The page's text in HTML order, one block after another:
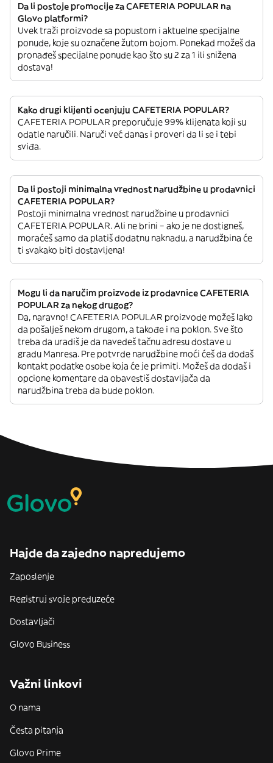
Da li postoje promocije za CAFETERIA POPULAR na
Glovo platformi?
Uvek traži proizvode sa popustom i aktuelne specijalne
ponude, koje su označene žutom bojom. Ponekad možeš da
pronađeš specijalne ponude kao što su 2 za 1 ili snižena
dostava!
Kako drugi klijenti ocenjuju CAFETERIA POPULAR?
CAFETERIA POPULAR preporučuje 99% klijenata koji su
odatle naručili. Naruči već danas i proveri da li se i tebi
sviđa.
Da li postoji minimalna vrednost narudžbine u prodavnici
CAFETERIA POPULAR?
Postoji minimalna vrednost narudžbine u prodavnici
CAFETERIA POPULAR. Ali ne brini – ako je ne dostigneš,
moraćeš samo da platiš dodatnu naknadu, a narudžbina će
ti svakako biti dostavljena!
Mogu li da naručim proizvode iz prodavnice CAFETERIA
POPULAR za nekog drugog?
Da, naravno! CAFETERIA POPULAR proizvode možeš lako
da pošalješ nekom drugom, a takođe i na poklon. Sve što
treba da uradiš je da navedeš tačnu adresu dostave u
gradu Manresa. Pre potvrde narudžbine moći ćeš da dodaš
kontakt podatke osobe koja će je primiti. Možeš da dodaš i
opcione komentare da obavestiš dostavljača da
narudžbina treba da bude poklon.
Hajde da zajedno napredujemo
Zaposlenje
Registruj svoje preduzeće
Dostavljači
Glovo Business
Važni linkovi
O nama
Česta pitanja
Glovo Prime